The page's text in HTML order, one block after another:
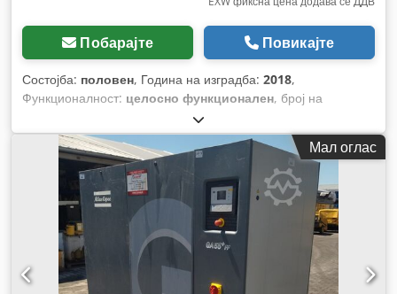
Побарајте Повикајте
Состојба: половен, Година на изградба: 2018,
Функционалност: целосно функционален, број на
Мал оглас